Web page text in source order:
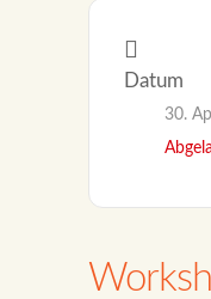
Datum
30.